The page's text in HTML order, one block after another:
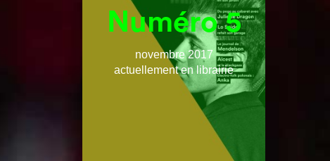
Numéro 5
novembre 2017
actuellement en librairie